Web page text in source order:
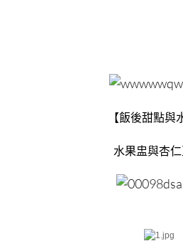
【飯後甜點與
水果盅與杏